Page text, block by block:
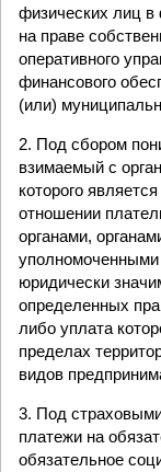
физических лиц
на праве
оперативного
финансового
(или)
2. Под сбором
взимаемый с
которого
отношении
органами,
юридически
определенных
либо уплата
пределах
видов
3. Под
платежи на
обязательное